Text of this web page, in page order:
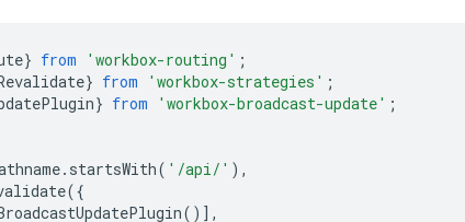
} from 'workbox-routing' ;
} from 'workbox-strategies' ;
} from 'workbox-broadcast-update' ;
. startsWith( '/api/' ),
({
()],